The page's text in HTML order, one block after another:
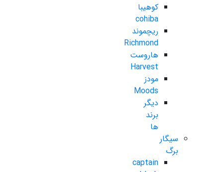
کوهیبا
cohiba
ریچموند
Richmond
هاروست
Harvest
مودز
Moods
دیگر
برند
ها
سیگار
برگ
captain